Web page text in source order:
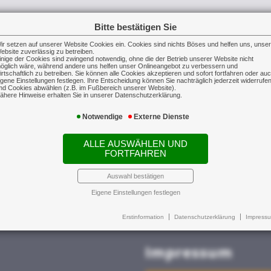
Bitte bestätigen Sie
setzen auf unserer Website Cookies ein. Cookies sind nichts Böses und helfen uns,
zuverlässig zu betreiben.
der Cookies sind zwingend notwendig, ohne die der Betrieb unserer Website nicht
wäre, während andere uns helfen unser Onlineangebot zu verbessern und
zu betreiben. Sie können alle Cookies akzeptieren und sofort fortfahren oder
Einstellungen festlegen. Ihre Entscheidung können Sie nachträglich jederzeit widerrufen
Cookies abwählen (z.B. im Fußbereich unserer Website).
Hinweise erhalten Sie in unserer Datenschutzerklärung.
Notwendige Externe Dienste
ALLE AUSWÄHLEN UND
FORTFAHREN
Auswahl bestätigen
Eigene Einstellungen festlegen
Erstinformation Datenschutzerklärung
ausfallen: Die Keyman-
eines Unternehmens, die sich in
oder auch Spezialisten sein.
Tod langfristig oder dauerhaft aus, können auf
rückläufige Aufträge auffangen, Erben eines
Impressum